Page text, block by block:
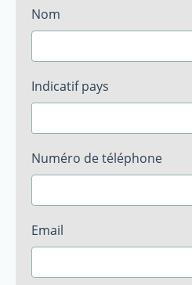
Nom
Indicatif pays
Numéro de téléphone
Email